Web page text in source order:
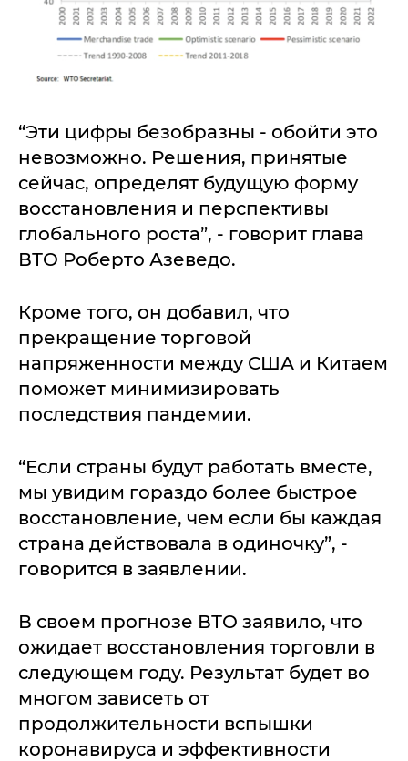
“Эти цифры безобразны - обойти это
невозможно. Решения, принятые
сейчас, определят будущую форму
восстановления и перспективы
глобального роста”, - говорит глава
ВТО Роберто Азеведо.
Кроме того, он добавил, что
прекращение торговой
напряженности между США и Китаем
поможет минимизировать
последствия пандемии.
“Если страны будут работать вместе,
мы увидим гораздо более быстрое
восстановление, чем если бы каждая
страна действовала в одиночку”, -
говорится в заявлении.
В своем прогнозе ВТО заявило, что
ожидает восстановления торговли в
следующем году. Результат будет во
многом зависеть от
продолжительности вспышки
коронавируса и эффективности